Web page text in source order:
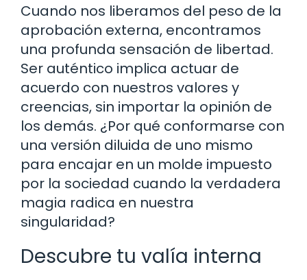
Cuando nos liberamos del peso de la
aprobación externa, encontramos
una profunda sensación de libertad.
Ser auténtico implica actuar de
acuerdo con nuestros valores y
creencias, sin importar la opinión de
los demás. ¿Por qué conformarse con
una versión diluida de uno mismo
para encajar en un molde impuesto
por la sociedad cuando la verdadera
magia radica en nuestra
singularidad?
Descubre tu valía interna